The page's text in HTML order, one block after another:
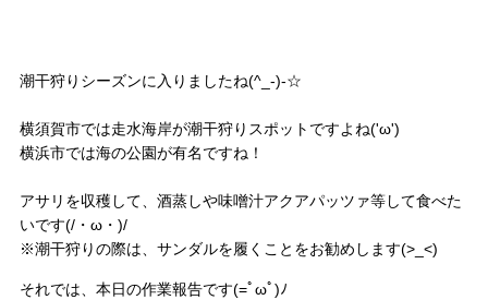
潮干狩りシーズンに入りましたね(^_-)-☆
横須賀市では走水海岸が潮干狩りスポットですよね('ω')
横浜市では海の公園が有名ですね！
アサリを収穫して、酒蒸しや味噌汁アクアパッツァ等して食べた
いです(/・ω・)/
※潮干狩りの際は、サンダルを履くことをお勧めします(>_<)
それでは、本日の作業報告です(=ﾟωﾟ)ﾉ